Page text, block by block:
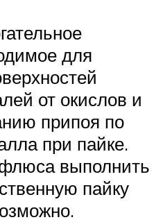
для
от окислов и
припоя по
при пайке.
выполнить
пайку